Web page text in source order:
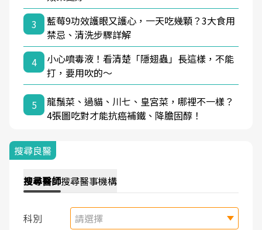
3
藍莓9功效護眼又護心，一天吃幾顆？3大食用
禁忌、清洗步驟詳解
4
小心噴毒液！看清楚「隱翅蟲」長這樣，不能
打，要用吹的～
5
龍鬚菜、過貓、川七、皇宮菜，哪裡不一樣？
4張圖吃對才能抗癌補鐵、降膽固醇！
搜尋良醫
搜尋醫師搜尋醫事機構
科別 請選擇